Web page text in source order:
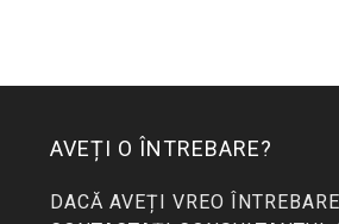
AVEȚI O ÎNTREBARE?
DACĂ AVEȚI VREO